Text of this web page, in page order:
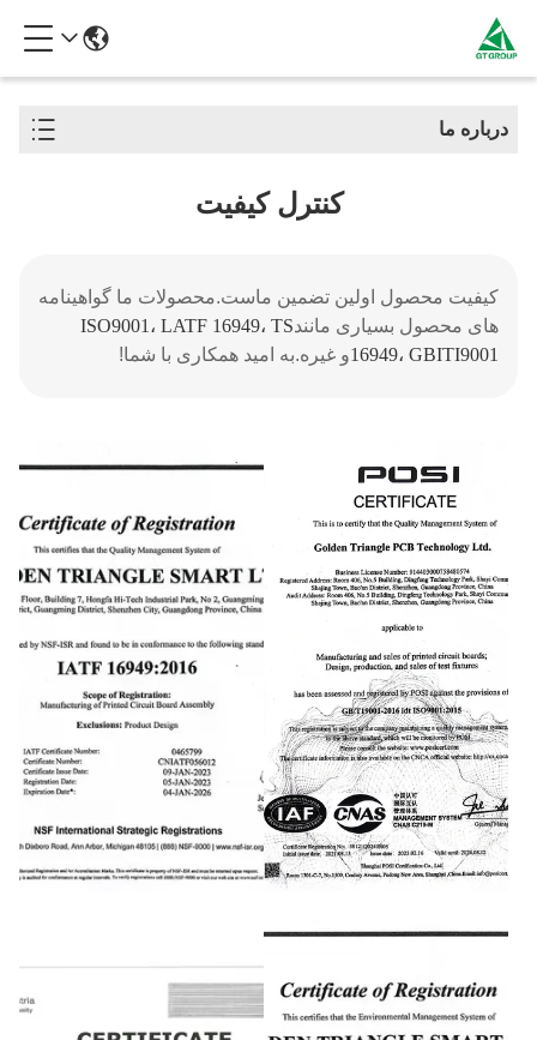
درباره ما
کنترل کیفیت
کیفیت محصول اولین تضمین ماست.محصولات ما گواهینامه
های محصول بسیاری مانندISO9001، LATF 16949، TS
16949، GBITI9001و غیره.به امید همکاری با شما!